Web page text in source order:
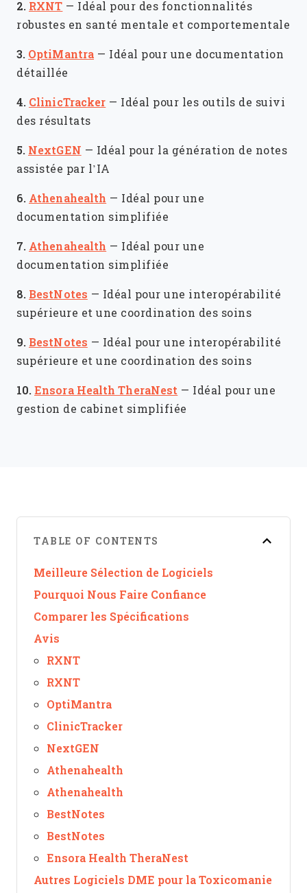
2. RXNT — Idéal pour des fonctionnalités
robustes en santé mentale et comportementale
3. OptiMantra — Idéal pour une documentation
détaillée
4. ClinicTracker — Idéal pour les outils de suivi
des résultats
5. NextGEN — Idéal pour la génération de notes
assistée par l’IA
6. Athenahealth — Idéal pour une
documentation simplifiée
7. Athenahealth — Idéal pour une
documentation simplifiée
8. BestNotes — Idéal pour une interopérabilité
supérieure et une coordination des soins
9. BestNotes — Idéal pour une interopérabilité
supérieure et une coordination des soins
10.Ensora Health TheraNest — Idéal pour une
gestion de cabinet simplifiée
TABLE OF CONTENTS
Meilleure Sélection de Logiciels
Pourquoi Nous Faire Confiance
Comparer les Spécifications
Avis
RXNT
RXNT
OptiMantra
ClinicTracker
NextGEN
Athenahealth
Athenahealth
BestNotes
BestNotes
Ensora Health TheraNest
Autres Logiciels DME pour la Toxicomanie